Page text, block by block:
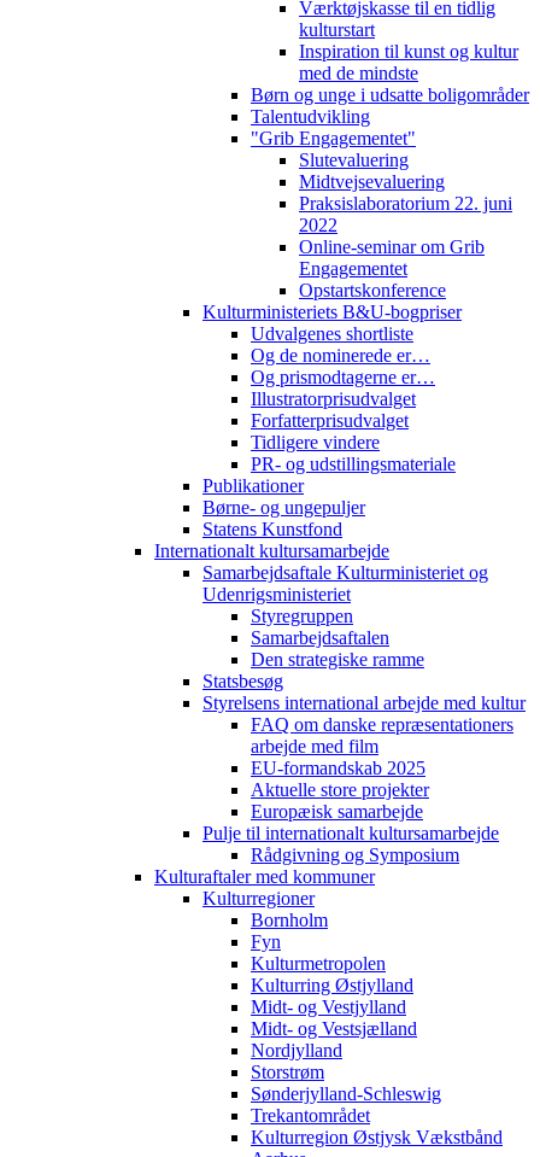
Værktøjskasse til en tidlig
kulturstart
Inspiration til kunst og kultur
med de mindste
Børn og unge i udsatte boligområder
Talentudvikling
"Grib Engagementet"
Slutevaluering
Midtvejsevaluering
Praksislaboratorium 22. juni
2022
Online-seminar om Grib
Engagementet
Opstartskonference
Kulturministeriets B&U-bogpriser
Udvalgenes shortliste
Og de nominerede er…
Og prismodtagerne er…
Illustratorprisudvalget
Forfatterprisudvalget
Tidligere vindere
PR- og udstillingsmateriale
Publikationer
Børne- og ungepuljer
Statens Kunstfond
Internationalt kultursamarbejde
Samarbejdsaftale Kulturministeriet og
Udenrigsministeriet
Styregruppen
Samarbejdsaftalen
Den strategiske ramme
Statsbesøg
Styrelsens international arbejde med kultur
FAQ om danske repræsentationers
arbejde med film
EU-formandskab 2025
Aktuelle store projekter
Europæisk samarbejde
Pulje til internationalt kultursamarbejde
Rådgivning og Symposium
Kulturaftaler med kommuner
Kulturregioner
Bornholm
Fyn
Kulturmetropolen
Kulturring Østjylland
Midt- og Vestjylland
Midt- og Vestsjælland
Nordjylland
Storstrøm
Sønderjylland-Schleswig
Trekantområdet
Kulturregion Østjysk Vækstbånd